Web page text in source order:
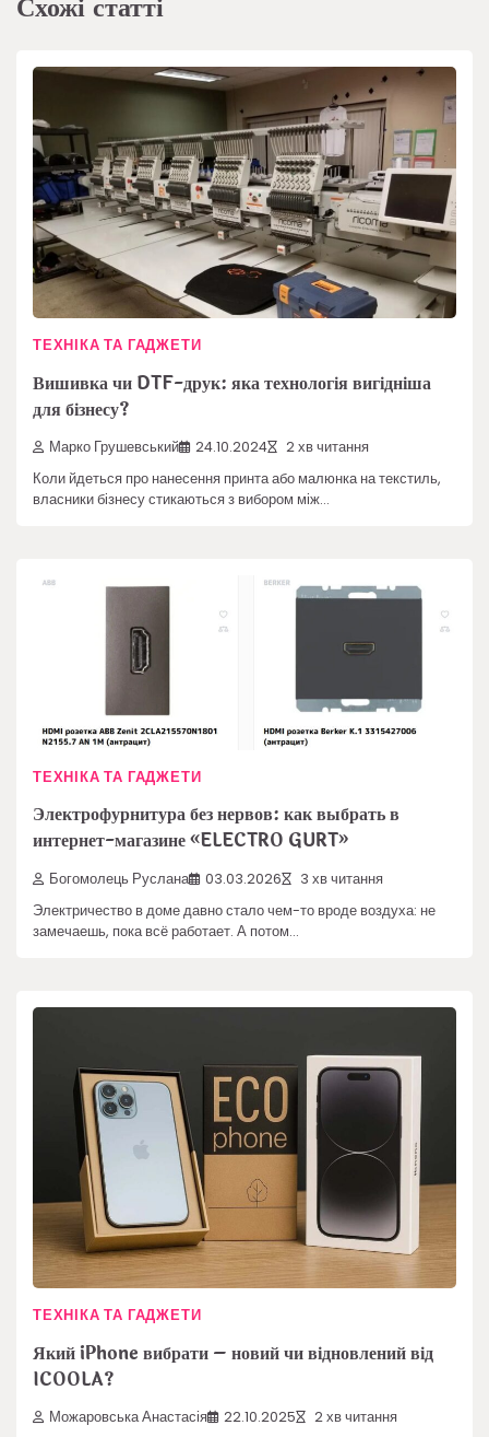
Схожі статті
ТЕХНІКА ТА ГАДЖЕТИ
Вишивка чи DTF-друк: яка технологія вигідніша
для бізнесу?
Марко Грушевський 24.10.2024 2 хв читання
Коли йдеться про нанесення принта або малюнка на текстиль,
власники бізнесу стикаються з вибором між…
ТЕХНІКА ТА ГАДЖЕТИ
Электрофурнитура без нервов: как выбрать в
интернет-магазине «ELECTRO GURT»
Богомолець Руслана 03.03.2026 3 хв читання
Электричество в доме давно стало чем-то вроде воздуха: не
замечаешь, пока всё работает. А потом…
ТЕХНІКА ТА ГАДЖЕТИ
Який iPhone вибрати – новий чи відновлений від
ICOOLA?
Можаровська Анастасія 22.10.2025 2 хв читання